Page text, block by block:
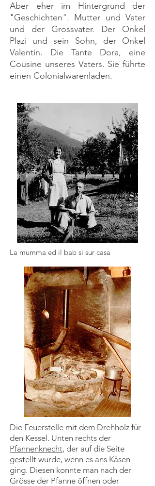
Aber eher im Hintergrund der
"Geschichten". Mutter und Vater
und der Grossvater. Der Onkel
Plazi und sein Sohn, der Onkel
Valentin. Die Tante Dora, eine
Cousine unseres Vaters. Sie führte
einen Colonialwarenladen.
La mumma ed il bab si sur casa
Die Feuerstelle mit dem Drehholz für
den Kessel. Unten rechts der
Pfannenknecht, der auf die Seite
gestellt wurde, wenn es ans Käsen
ging. Diesen konnte man nach der
Grösse der Pfanne öffnen oder